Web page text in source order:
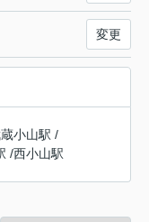
変更
小山駅 /
/西小山駅